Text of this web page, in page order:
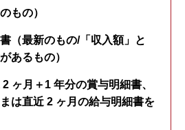
もの）
（最新のもの/「収入額」と
あるもの）
ヶ月＋1 年分の賞与明細書、
は直近 2 ヶ月の給与明細書を